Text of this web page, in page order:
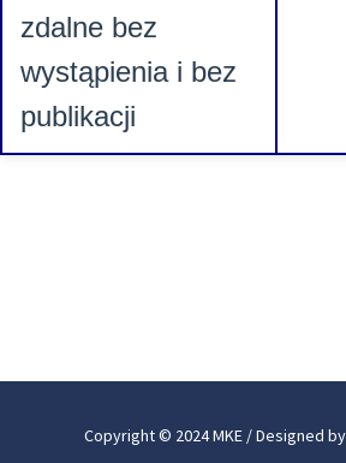
zdalne bez
wystąpienia i bez
publikacji
Copyright © 2024 MKE / Designed